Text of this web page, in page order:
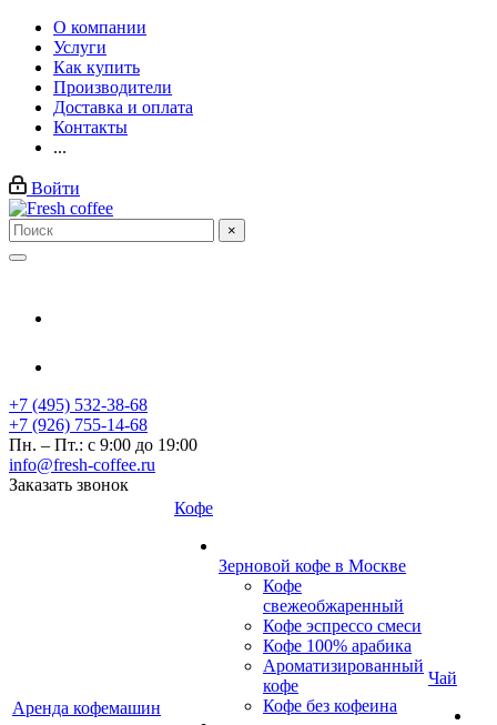
О компании
Услуги
Как купить
Производители
Доставка и оплата
Контакты
...
Войти
×
+7 (495) 532-38-68
+7 (926) 755-14-68
Пн. – Пт.: с 9:00 до 19:00
info@fresh-coffee.ru
Заказать звонок
Аренда кофемашин
Кофе
Зерновой кофе в Москве
Кофе
свежеобжаренный
Кофе эспрессо смеси
Кофе 100% арабика
Ароматизированный
кофе
Кофе без кофеина
Чай